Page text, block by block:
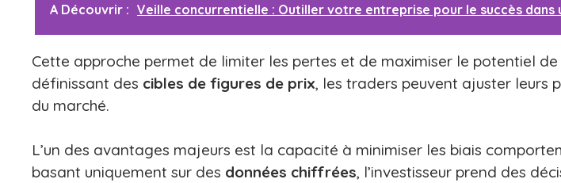
A Découvrir : Veille concurrentielle : Outiller votre entreprise pour le succès dans
Cette approche permet de limiter les pertes et de maximiser le potentiel de
définissant des cibles de figures de prix, les traders peuvent ajuster leurs
du marché.
L’un des avantages majeurs est la capacité à minimiser les biais
basant uniquement sur des données chiffrées, l’investisseur prend des